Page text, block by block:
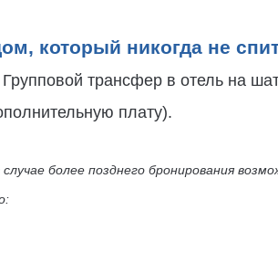
который никогда не
трансфер в отель на
плату).
более позднего бронирования